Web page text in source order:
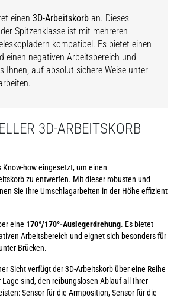
einen3D-Arbeitskorb an. Dieses
Spitzenklasse ist mit mehreren
kompatibel. Es bietet einen
einen negativen Arbeitsbereich und
Ihnen, auf absolut sichere Weise unter
3D-ARBEITSKORB
how eingesetzt, um einen
zu entwerfen. Mit dieser robusten und
Sie Ihre Umschlagarbeiten in der Höhe effizient
eine 170°/170°-Auslegerdrehung. Es bietet
Arbeitsbereich und eignet sich besonders für
Brücken.
Sicht verfügt der 3D-Arbeitskorb über eine Reihe
sind, den reibungslosen Ablauf all Ihrer
Sensor für die Armposition, Sensor für die